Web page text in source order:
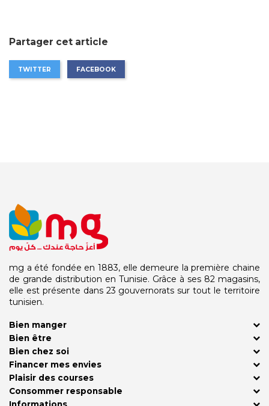
Partager cet article
TWITTER FACEBOOK
mg a été fondée en 1883, elle demeure la première chaine
de grande distribution en Tunisie. Grâce à ses 82 magasins,
elle est présente dans 23 gouvernorats sur tout le territoire
tunisien.
Bien manger
Bien être
Bien chez soi
Financer mes envies
Plaisir des courses
Consommer responsable